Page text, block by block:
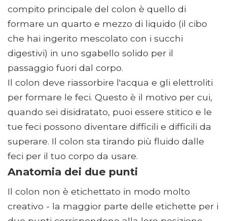
compito principale del colon è quello di
formare un quarto e mezzo di liquido (il cibo
che hai ingerito mescolato con i succhi
digestivi) in uno sgabello solido per il
passaggio fuori dal corpo.
Il colon deve riassorbire l'acqua e gli elettroliti
per formare le feci. Questo è il motivo per cui,
quando sei disidratato, puoi essere stitico e le
tue feci possono diventare difficili e difficili da
superare. Il colon sta tirando più fluido dalle
feci per il tuo corpo da usare.
Anatomia dei due punti
Il colon non è etichettato in modo molto
creativo - la maggior parte delle etichette per i